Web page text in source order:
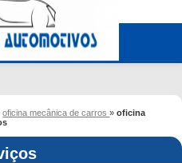
oficina mecânica de carros»oficina